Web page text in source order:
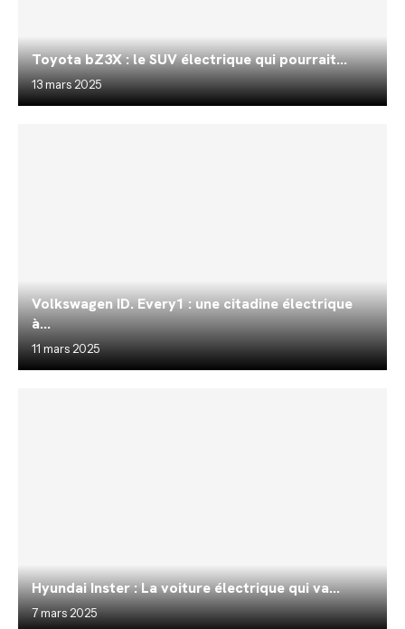
Toyota bZ3X : le SUV électrique qui pourrait...
13 mars 2025
Volkswagen ID. Every1 : une citadine électrique
à...
11 mars 2025
Hyundai Inster : La voiture électrique qui va...
7 mars 2025